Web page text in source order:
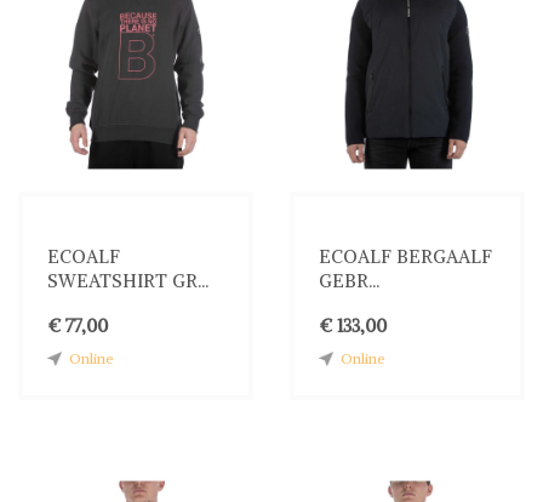
ECOALF
SWEATSHIRT GR...
€ 77,00
Online
ECOALF BERGAALF
GEBR...
€ 133,00
Online